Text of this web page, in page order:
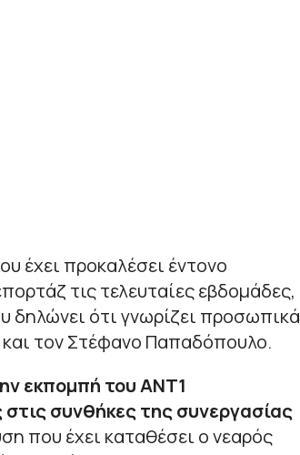
έχει προκαλέσει έντονο
τις τελευταίες εβδομάδες,
ότι γνωρίζει προσωπικά
τον Στέφανο Παπαδόπουλο.
εκπομπή του ΑΝΤ1
συνθήκες της συνεργασίας
που έχει καταθέσει ο νεαρός